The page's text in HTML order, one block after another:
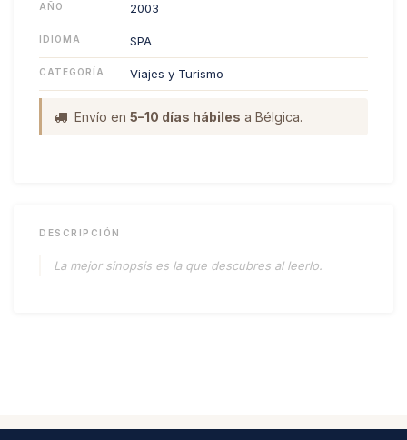
AÑO 2003
IDIOMA SPA
CATEGORÍA Viajes y Turismo
Envío en 5–10 días hábiles a Bélgica.
DESCRIPCIÓN
La mejor sinopsis es la que descubres al leerlo.